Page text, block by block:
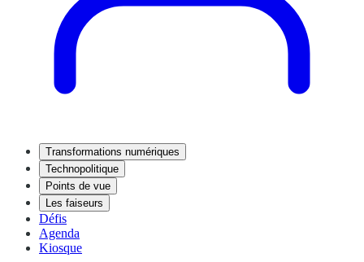
Transformations numériques
Technopolitique
Points de vue
Les faiseurs
Défis
Agenda
Kiosque